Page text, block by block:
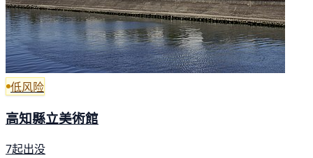
低风险
高知縣立美術館
7起出没